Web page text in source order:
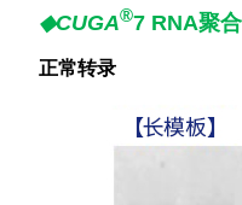
◆CUGA®7 RNA聚
正常转录